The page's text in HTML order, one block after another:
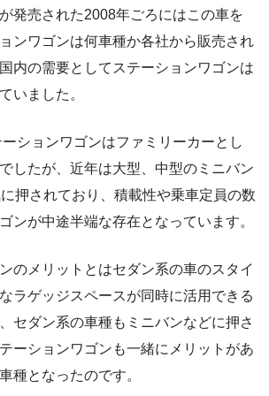
発売された2008年ごろにはこの車を
ンワゴンは何車種か各社から販売され
内の需要としてステーションワゴンは
いました。
ションワゴンはファミリーカーとし
したが、近年は大型、中型のミニバン
押されており、積載性や乗車定員の数
ンが中途半端な存在となっています。
のメリットとはセダン系の車のスタイ
ラゲッジスペースが同時に活用できる
セダン系の車種もミニバンなどに押さ
ーションワゴンも一緒にメリットがあ
種となったのです。